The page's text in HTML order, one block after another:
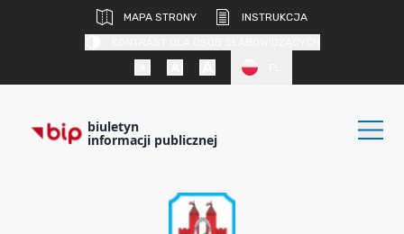
MAPA STRONY
INSTRUKCJA
biuletyn
informacji publicznej